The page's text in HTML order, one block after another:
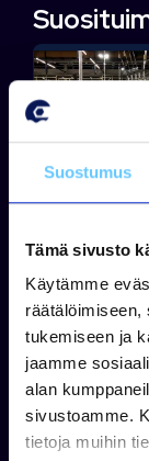
Suostumus
Tämä sivusto
Käytämme
räätälöimiseen,
tukemiseen ja
jaamme
alan
sivustoamme.
tietoja muihin
FALCON
Falcon +
XL
Takuu 24 kk
Tuotetta ei ole
0,00 €